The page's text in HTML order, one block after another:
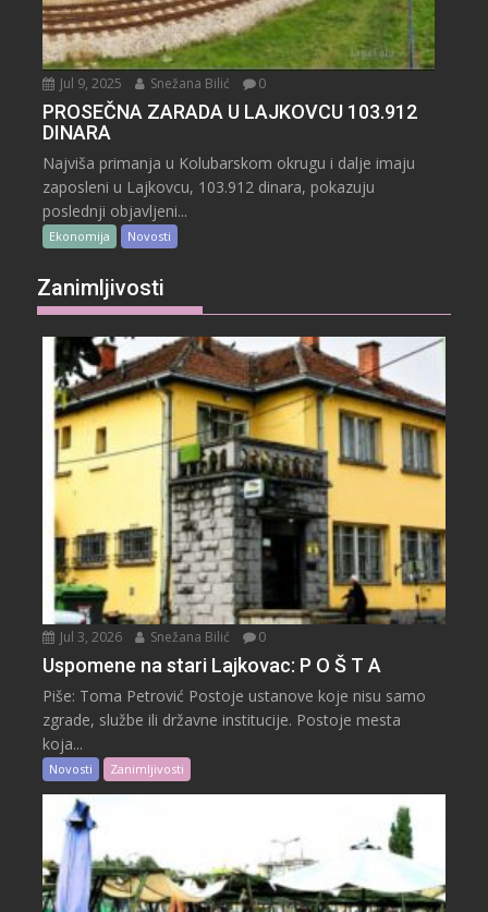
Jul 9, 2025 Snežana Bilić 0
PROSEČNA ZARADA U LAJKOVCU 103.912
DINARA
Najviša primanja u Kolubarskom okrugu i dalje imaju
zaposleni u Lajkovcu, 103.912 dinara, pokazuju
poslednji objavljeni...
Ekonomija Novosti
Zanimljivosti
Jul 3, 2026 Snežana Bilić 0
Uspomene na stari Lajkovac: P O Š T A
Piše: Toma Petrović Postoje ustanove koje nisu samo
zgrade, službe ili državne institucije. Postoje mesta
koja...
Novosti Zanimljivosti